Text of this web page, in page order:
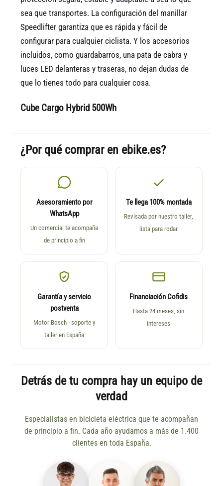
sea que transportes. La configuración del manillar
Speedlifter garantiza que es rápida y fácil de
configurar para cualquier ciclista. Y los accesorios
incluidos, como guardabarros, una pata de cabra y
luces LED delanteras y traseras, no dejan dudas de
que lo tienes todo para cualquier cosa.
Cube Cargo Hybrid 500Wh
¿Por qué comprar en ebike.es?
Asesoramiento por
WhatsApp
Un comercial te acompaña
de principio a fin
Te llega 100% montada
Revisada por nuestro taller,
lista para rodar
Garantía y servicio
postventa
Motor Bosch · soporte y
taller en España
Financiación Cofidis
Hasta 24 meses, sin
intereses
Detrás de tu compra hay un equipo de
verdad
Especialistas en bicicleta eléctrica que te acompañan
de principio a fin. Cada año ayudamos a más de 1.400
clientes en toda España.